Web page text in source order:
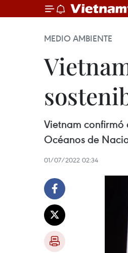
MEDIO AMBIENTE
Vietnam confirmó
Océanos de
01/07/2022 02:34